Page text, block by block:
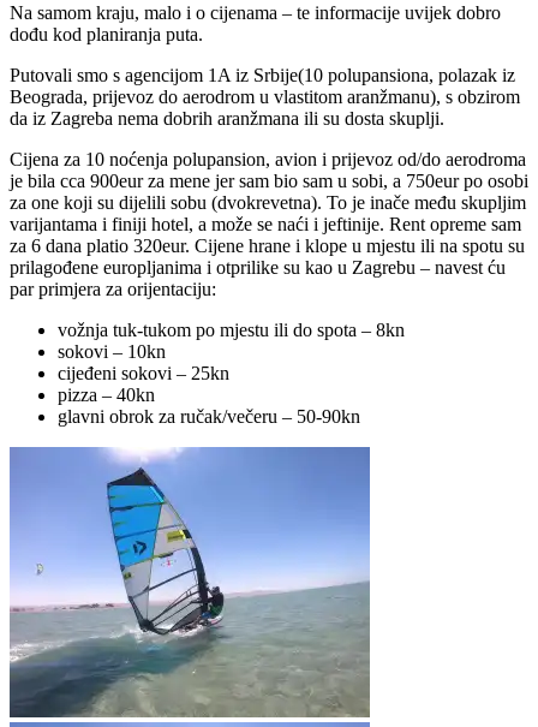
Na samom kraju, malo i o cijenama – te informacije uvijek dobro
dođu kod planiranja puta.
Putovali smo s agencijom 1A iz Srbije(10 polupansiona, polazak iz
Beograda, prijevoz do aerodrom u vlastitom aranžmanu), s obzirom
da iz Zagreba nema dobrih aranžmana ili su dosta skuplji.
Cijena za 10 noćenja polupansion, avion i prijevoz od/do aerodroma
je bila cca 900eur za mene jer sam bio sam u sobi, a 750eur po osobi
za one koji su dijelili sobu (dvokrevetna). To je inače među skupljim
varijantama i finiji hotel, a može se naći i jeftinije. Rent opreme sam
za 6 dana platio 320eur. Cijene hrane i klope u mjestu ili na spotu su
prilagođene europljanima i otprilike su kao u Zagrebu – navest ću
par primjera za orijentaciju:
vožnja tuk-tukom po mjestu ili do spota – 8kn
sokovi – 10kn
cijeđeni sokovi – 25kn
pizza – 40kn
glavni obrok za ručak/večeru – 50-90kn